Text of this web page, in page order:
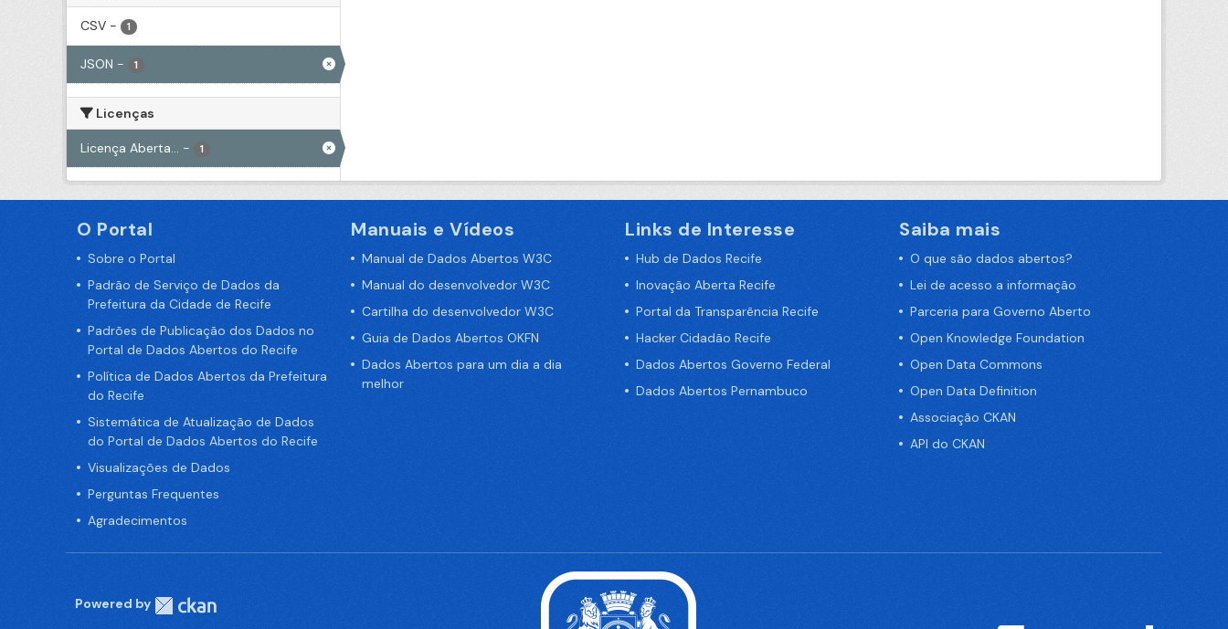
CSV - 1
JSON - 1
Licenças
Licença Aberta... - 1
O Portal
Sobre o Portal
Padrão de Serviço de Dados da
Prefeitura da Cidade de Recife
Padrões de Publicação dos Dados no
Portal de Dados Abertos do Recife
Política de Dados Abertos da Prefeitura
do Recife
Sistemática de Atualização de Dados
do Portal de Dados Abertos do Recife
Visualizações de Dados
Perguntas Frequentes
Agradecimentos
Manuais e Vídeos
Manual de Dados Abertos W3C
Manual do desenvolvedor W3C
Cartilha do desenvolvedor W3C
Guia de Dados Abertos OKFN
Dados Abertos para um dia a dia
melhor
Links de Interesse
Hub de Dados Recife
Inovação Aberta Recife
Portal da Transparência Recife
Hacker Cidadão Recife
Dados Abertos Governo Federal
Dados Abertos Pernambuco
Saiba mais
O que são dados abertos?
Lei de acesso a informação
Parceria para Governo Aberto
Open Knowledge Foundation
Open Data Commons
Open Data Definition
Associação CKAN
API do CKAN
Powered by